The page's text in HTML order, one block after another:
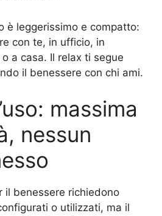
è leggerissimo e compatto:
con te, in ufficio, in
a casa. Il relax ti segue
il benessere con chi ami.
massima
nessun
il benessere richiedono
o utilizzati, ma il